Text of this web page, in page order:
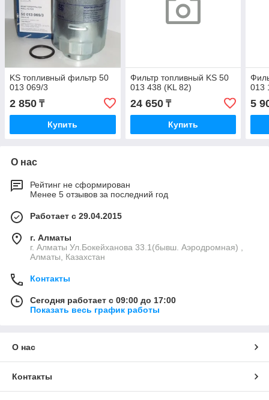
KS топливный фильтр 50
013 069/3
2 850 ₸
Купить
Фильтр топливный KS 50
013 438 (KL 82)
24 650₸
Купить
013
5
О нас
Рейтинг не сформирован
Менее 5 отзывов за последний год
Работает с 29.04.2015
г. Алматы
г. Алматы Ул.Бокейханова 33.1(бывш. Аэродромная) ,
Алматы, Казахстан
Контакты
Сегодня работает с 09:00 до 17:00
Показать весь график работы
О нас
Контакты